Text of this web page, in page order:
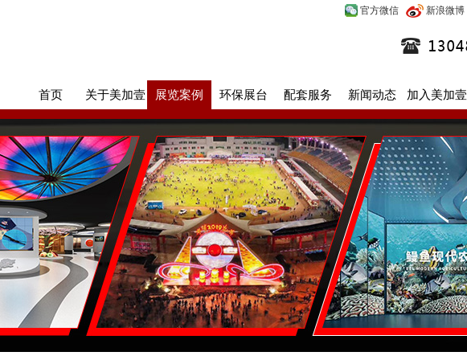
官方微信 新浪微博
首页
关于美加壹 展览案例 环保展台 配套服务 新闻动态 加入美加壹